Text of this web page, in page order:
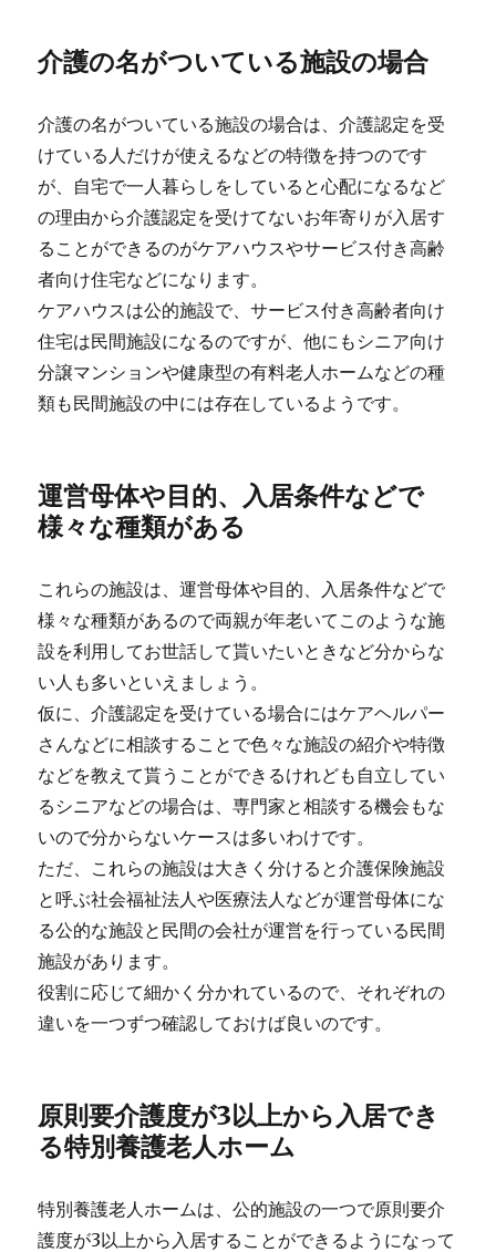
介護の名がついている施設の場合
介護の名がついている施設の場合は、介護認定を受
けている人だけが使えるなどの特徴を持つのです
が、自宅で一人暮らしをしていると心配になるなど
の理由から介護認定を受けてないお年寄りが入居す
ることができるのがケアハウスやサービス付き高齢
者向け住宅などになります。
ケアハウスは公的施設で、サービス付き高齢者向け
住宅は民間施設になるのですが、他にもシニア向け
分譲マンションや健康型の有料老人ホームなどの種
類も民間施設の中には存在しているようです。
運営母体や目的、入居条件などで
様々な種類がある
これらの施設は、運営母体や目的、入居条件などで
様々な種類があるので両親が年老いてこのような施
設を利用してお世話して貰いたいときなど分からな
い人も多いといえましょう。
仮に、介護認定を受けている場合にはケアヘルパー
さんなどに相談することで色々な施設の紹介や特徴
などを教えて貰うことができるけれども自立してい
るシニアなどの場合は、専門家と相談する機会もな
いので分からないケースは多いわけです。
ただ、これらの施設は大きく分けると介護保険施設
と呼ぶ社会福祉法人や医療法人などが運営母体にな
る公的な施設と民間の会社が運営を行っている民間
施設があります。
役割に応じて細かく分かれているので、それぞれの
違いを一つずつ確認しておけば良いのです。
原則要介護度が3以上から入居でき
る特別養護老人ホーム
特別養護老人ホームは、公的施設の一つで原則要介
護度が3以上から入居することができるようになって